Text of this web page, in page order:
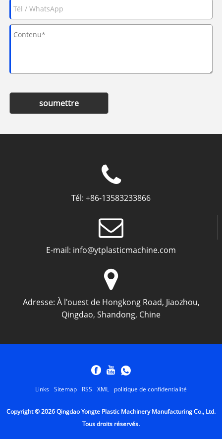
soumettre
Tél: +86-13583233866
E-mail: info@ytplasticmachine.com
Adresse: À l'ouest de Hongkong Road, Jiaozhou,
Qingdao, Shandong, Chine
Links Sitemap RSS XML politique de confidentialité
Copyright © 2026 Qingdao Yongte Plastic Machinery Manufacturing Co., Ltd.
Tous droits réservés.